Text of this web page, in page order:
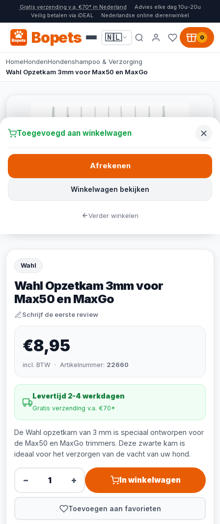
Gratis verzending v.a. €70* in Nederland
Advies elke dag 10u-20u
Veilig betalen via iDEAL
Nederlandse online dierenwinkel
Bopets 🇳🇱 0
HomeHondenHondenshampoo & Verzorging
Wahl Opzetkam 3mm voor Max50 en MaxGo
Wahl
Wahl Opzetkam 3mm voor
Max50 en MaxGo
Schrijf de eerste review
€8,95
incl. BTW · Artikelnummer: 22660
Levertijd 2-4 werkdagen
Gratis verzending v.a. €70*
De Wahl opzetkam van 3 mm is speciaal ontworpen voor
de Max50 en MaxGo trimmers. Deze zwarte kam is
ideaal voor het verzorgen van de vacht van uw hond.
− + In winkelwagen
Toevoegen aan favorieten
Toegevoegd aan winkelwagen
Winkelwagen bekijken
Afrekenen
Verder winkelen